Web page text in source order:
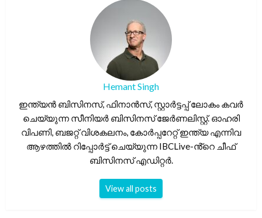
Hemant Singh
ഇന്ത്യൻ ബിസിനസ്, ഫിനാൻസ്, സ്റ്റാർട്ടപ്പ് ലോകം കവർ
ചെയ്യുന്ന സീനിയർ ബിസിനസ് ജേർണലിസ്റ്റ്. ഓഹരി
വിപണി, ബജറ്റ് വിശകലനം, കോർപ്പറേറ്റ് ഇന്ത്യ എന്നിവ
ആഴത്തിൽ റിപ്പോർട്ട് ചെയ്യുന്ന IBCLive-ൻ്റെ ചീഫ്
ബിസിനസ് എഡിറ്റർ.
View all posts